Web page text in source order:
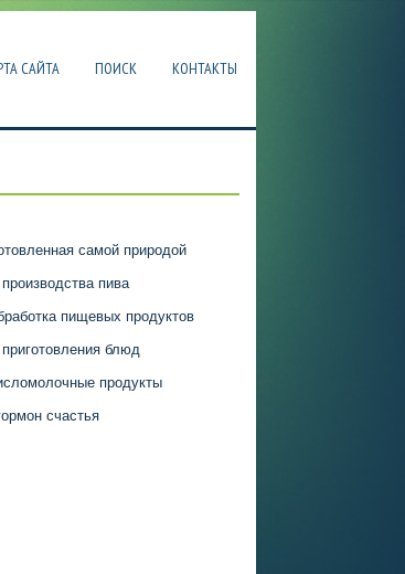
САЙТА ПОИСК КОНТАКТЫ
самой природой
пива
пищевых продуктов
блюд
продукты
счастья